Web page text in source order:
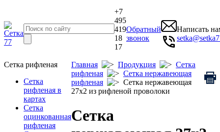
+7
495
419
18
17
Обратный
звонок
Написать
Сетка рифленая
Сетка
рифленая в
картах
Сетка
оцинкованная
рифленая
Главная Продукция
Сетка
рифленая
Сетка нержавеющая
рифленая
Сетка нержавеющая
27x2 из рифленой проволоки
Сетка